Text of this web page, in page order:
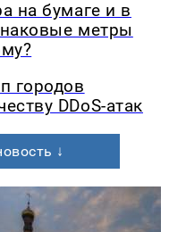
на бумаге и в
метры
городов
DDoS-атак
↓